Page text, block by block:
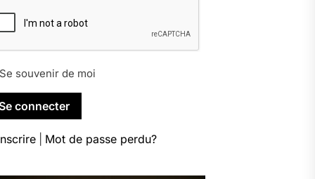
souvenir de moi
Mot de passe perdu?